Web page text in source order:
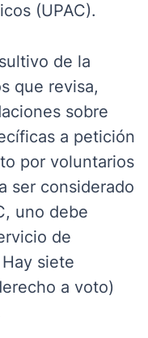
(UPAC).
de la
que revisa,
sobre
a petición
por voluntarios
ser considerado
uno debe
de
siete
a voto)